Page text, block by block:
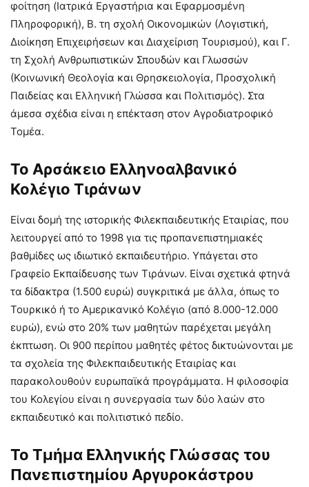
φοίτηση (Ιατρικά Εργαστήρια και Εφαρμοσμένη
Πληροφορική), Β. τη σχολή Οικονομικών (Λογιστική,
Διοίκηση Επιχειρήσεων και Διαχείριση Τουρισμού), και Γ.
τη Σχολή Ανθρωπιστικών Σπουδών και Γλωσσών
(Κοινωνική Θεολογία και Θρησκειολογία, Προσχολική
Παιδείας και Ελληνική Γλώσσα και Πολιτισμός). Στα
άμεσα σχέδια είναι η επέκταση στον Αγροδιατροφικό
Τομέα.
Το Αρσάκειο Ελληνοαλβανικό
Κολέγιο Τιράνων
Είναι δομή της ιστορικής Φιλεκπαιδευτικής Εταιρίας, που
λειτουργεί από το 1998 για τις προπανεπιστημιακές
βαθμίδες ως ιδιωτικό εκπαιδευτήριο. Υπάγεται στο
Γραφείο Εκπαίδευσης των Τιράνων. Είναι σχετικά φτηνά
τα δίδακτρα (1.500 ευρώ) συγκριτικά με άλλα, όπως το
Τουρκικό ή το Αμερικανικό Κολέγιο (από 8.000-12.000
ευρώ), ενώ στο 20% των μαθητών παρέχεται μεγάλη
έκπτωση. Οι 900 περίπου μαθητές φέτος δικτυώνονται με
τα σχολεία της Φιλεκπαιδευτικής Εταιρίας και
παρακολουθούν ευρωπαϊκά προγράμματα. Η φιλοσοφία
του Κολεγίου είναι η συνεργασία των δύο λαών στο
εκπαιδευτικό και πολιτιστικό πεδίο.
Το Τμήμα Ελληνικής Γλώσσας του
Πανεπιστημίου Αργυροκάστρου